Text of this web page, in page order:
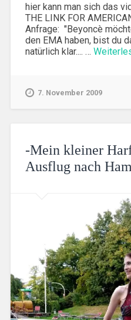
hier kann man sich das
THE LINK FOR
Anfrage: "Beyoncè
den EMA haben, bist du
natürlich klar.... …
7. November 2009
-Mein kleiner
Ausflug nach